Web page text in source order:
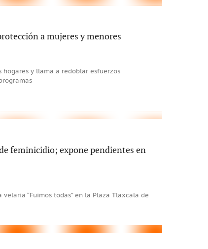
a mujeres y menores
y llama a redoblar esfuerzos
feminicidio; expone pendientes en
“Fuimos todas” en la Plaza Tlaxcala de